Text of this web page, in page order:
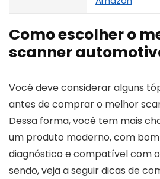
Como escolher o
scanner
Você deve considerar alguns
antes de comprar o melhor
Dessa forma, você tem mais
um produto moderno, com
diagnóstico e compatível com
sendo, veja a seguir dicas de